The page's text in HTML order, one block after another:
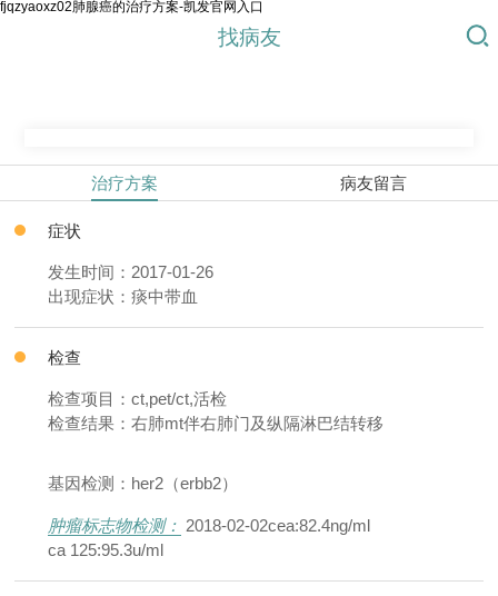
fjqzyaoxz02肺腺癌的治疗方案-凯发官网入口
找病友
治疗方案 病友留言
症状
发生时间：2017-01-26
出现症状：痰中带血
检查
检查项目：ct,pet/ct,活检
检查结果：右肺mt伴右肺门及纵隔淋巴结转移
基因检测：her2（erbb2）
肿瘤标志物检测： 2018-02-02cea:82.4ng/ml
ca 125:95.3u/ml